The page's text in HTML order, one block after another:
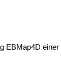
EBMap4D